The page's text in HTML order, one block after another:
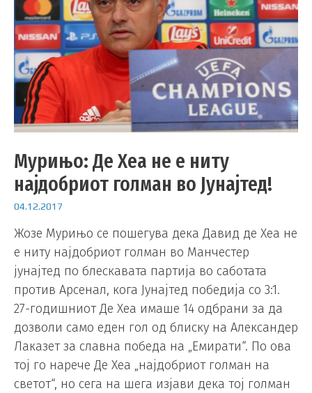
Мурињо: Де Хеа не е ниту
најдобриот голман во Јунајтед!
04.12.2017
Жозе Мурињо се пошегува дека Давид де Хеа не
е ниту најдобриот голман во Манчестер
јунајтед по блескавата партија во саботата
против Арсенал, кога Јунајтед победија со 3:1.
27-годишниот Де Хеа имаше 14 одбрани за да
дозволи само еден гол од блиску на Александер
Лаказет за славна победа на „Емирати“. По ова
тој го нарече Де Хеа „најдобриот голман на
светот“, но сега на шега изјави дека тој голман